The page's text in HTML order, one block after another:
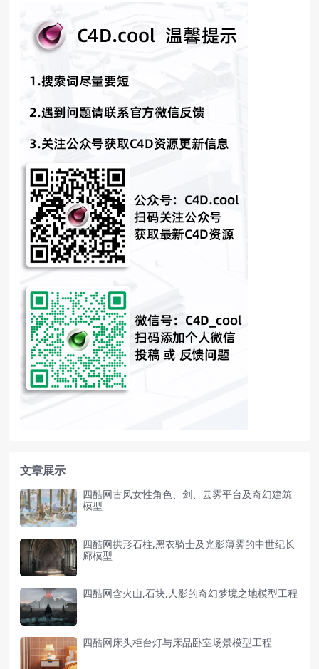
文章展示
四酷网古风女性角色、剑、云雾平台及奇幻建筑
模型
四酷网拱形石柱,黑衣骑士及光影薄雾的中世纪长
廊模型
四酷网含火山,石块,人影的奇幻梦境之地模型工程
四酷网床头柜台灯与床品卧室场景模型工程